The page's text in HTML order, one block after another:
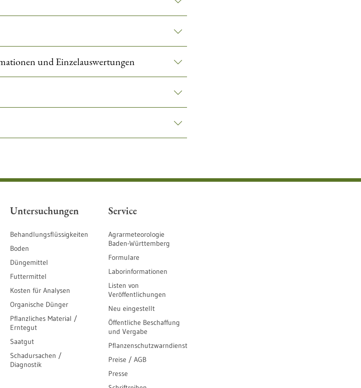
und Einzelauswertungen
Untersuchungen
Behandlungsflüssigkeiten
Boden
Düngemittel
Futtermittel
Kosten für Analysen
Organische Dünger
Pflanzliches Material /
Erntegut
Saatgut
Schadursachen /
Diagnostik
Service
Agrarmeteorologie
Baden-Württemberg
Formulare
Laborinformationen
Listen von
Veröffentlichungen
Neu eingestellt
Öffentliche Beschaffung
und Vergabe
Pflanzenschutzwarndienst
Preise / AGB
Presse